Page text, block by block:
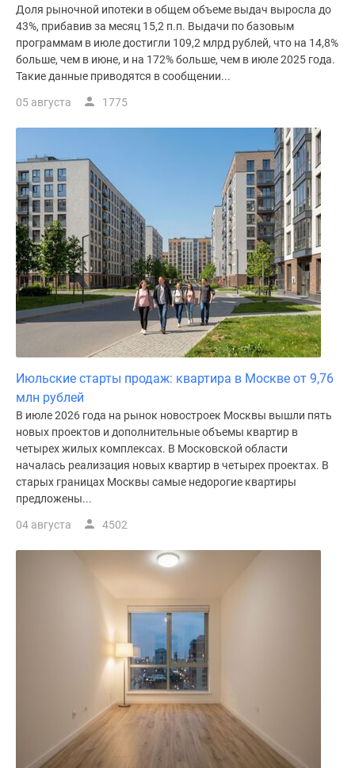
Доля рыночной ипотеки в общем объеме выдач выросла до
43%, прибавив за месяц 15,2 п.п. Выдачи по базовым
программам в июле достигли 109,2 млрд рублей, что на 14,8%
больше, чем в июне, и на 172% больше, чем в июле 2025 года.
Такие данные приводятся в сообщении...
05 августа 1775
Июльские старты продаж: квартира в Москве от 9,76
млн рублей
В июле 2026 года на рынок новостроек Москвы вышли пять
новых проектов и дополнительные объемы квартир в
четырех жилых комплексах. В Московской области
началась реализация новых квартир в четырех проектах. В
старых границах Москвы самые недорогие квартиры
предложены...
04 августа 4502